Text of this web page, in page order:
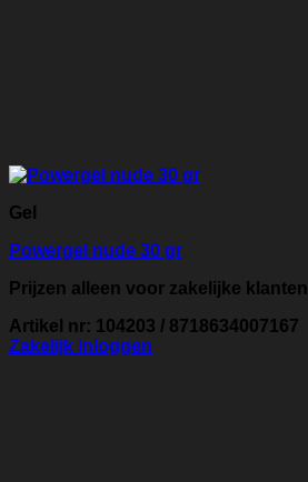
Gel
Powergel nude 30 gr
Prijzen alleen voor zakelijke klanten
Artikel nr: 104203 / 8718634007167
Zakelijk inloggen